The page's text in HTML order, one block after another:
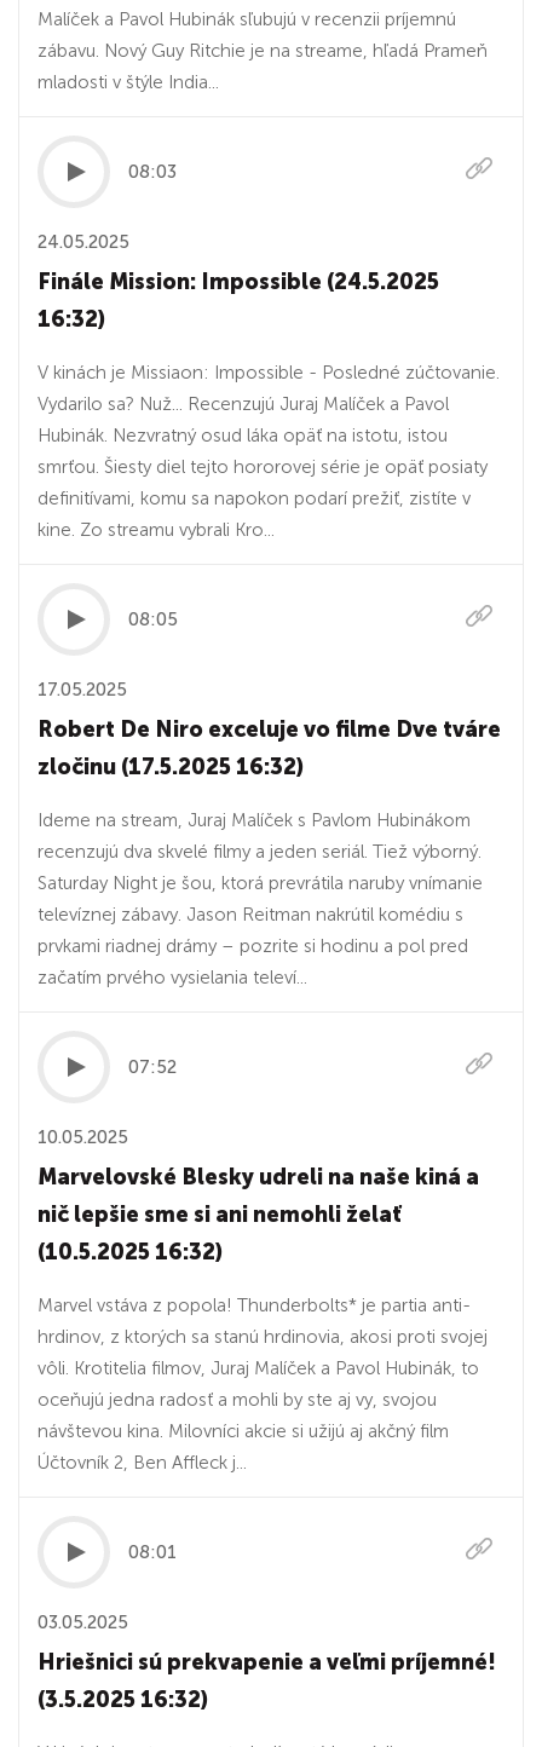
Malíček a Pavol Hubinák sľubujú v recenzii príjemnú
zábavu. Nový Guy Ritchie je na streame, hľadá Prameň
mladosti v štýle India...
08:03
24.05.2025
Finále Mission: Impossible (24.5.2025
16:32)
V kinách je Missiaon: Impossible - Posledné zúčtovanie.
Vydarilo sa? Nuž... Recenzujú Juraj Malíček a Pavol
Hubinák. Nezvratný osud láka opäť na istotu, istou
smrťou. Šiesty diel tejto hororovej série je opäť posiaty
definitívami, komu sa napokon podarí prežiť, zistíte v
kine. Zo streamu vybrali Kro...
08:05
17.05.2025
Robert De Niro exceluje vo filme Dve tváre
zločinu (17.5.2025 16:32)
Ideme na stream, Juraj Malíček s Pavlom Hubinákom
recenzujú dva skvelé filmy a jeden seriál. Tiež výborný.
Saturday Night je šou, ktorá prevrátila naruby vnímanie
televíznej zábavy. Jason Reitman nakrútil komédiu s
prvkami riadnej drámy – pozrite si hodinu a pol pred
začatím prvého vysielania televí...
07:52
10.05.2025
Marvelovské Blesky udreli na naše kiná a
nič lepšie sme si ani nemohli želať
(10.5.2025 16:32)
Marvel vstáva z popola! Thunderbolts* je partia anti-
hrdinov, z ktorých sa stanú hrdinovia, akosi proti svojej
vôli. Krotitelia filmov, Juraj Malíček a Pavol Hubinák, to
oceňujú jedna radosť a mohli by ste aj vy, svojou
návštevou kina. Milovníci akcie si užijú aj akčný film
Účtovník 2, Ben Affleck j...
08:01
03.05.2025
Hriešnici sú prekvapenie a veľmi príjemné!
(3.5.2025 16:32)